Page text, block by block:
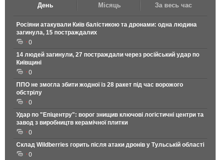
День Місяць За весь час
Росіяни атакували Київ балістикою та дронами: одна людина
загинула, 15 постраждалих
0
14 людей загинули, 27 постраждали через російський удар по
Київщині
0
ППО не змогла збити жодної із 28 ракет під час ворожого
обстрілу
0
Удар по "Епіцентру": ворог знищив ключові логістичні центри та
завод з виробництв керамічної плитки
0
Склад Wildberries горить після атаки дронів у Тульській області
0